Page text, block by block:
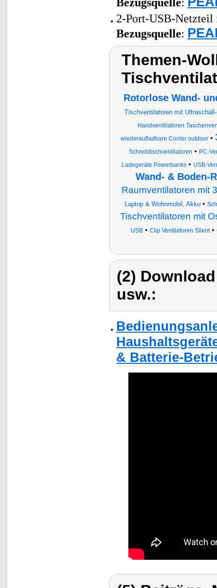
2-Port-USB-Netzteil
Bezugsquelle:
Themen-
Rotorlose Wand-
Tischventilatoren mit
Handvenitilatoren
wiederaufladbare Cooler outdoor•
Schreibtischventilatoren • PC-
Ladegeräte Powerbanks• USB-
Wand- & Boden-
Raumventilatoren mit
Laptop & Wohnmobil, Akku•
Tischventilatoren mit
USB• Clip Ventilatoren Silent•
(2)
usw.:
& Batterie-